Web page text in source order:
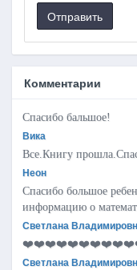
Отправить
Комментарии
Спасибо бальшое!
Вика
Все.Книгу
Неон
Спасибо большое
информацию о
Светлана
Светлана